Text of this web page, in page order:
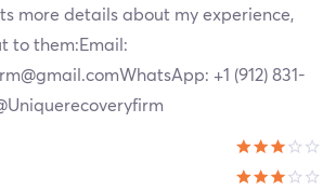
more details about my experience,
to them:Email:
+1 (912) 831-